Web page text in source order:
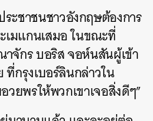
ะชาชนชาวอังกฤษต้องการ
มแกนเสมอ ในขณะที่
จักร บอริส จอห์นสันผู้เข้า
กรุงเบอร์ลินกล่าวใน
วยพรให้พวกเขาเจอสิ่งดีๆ”